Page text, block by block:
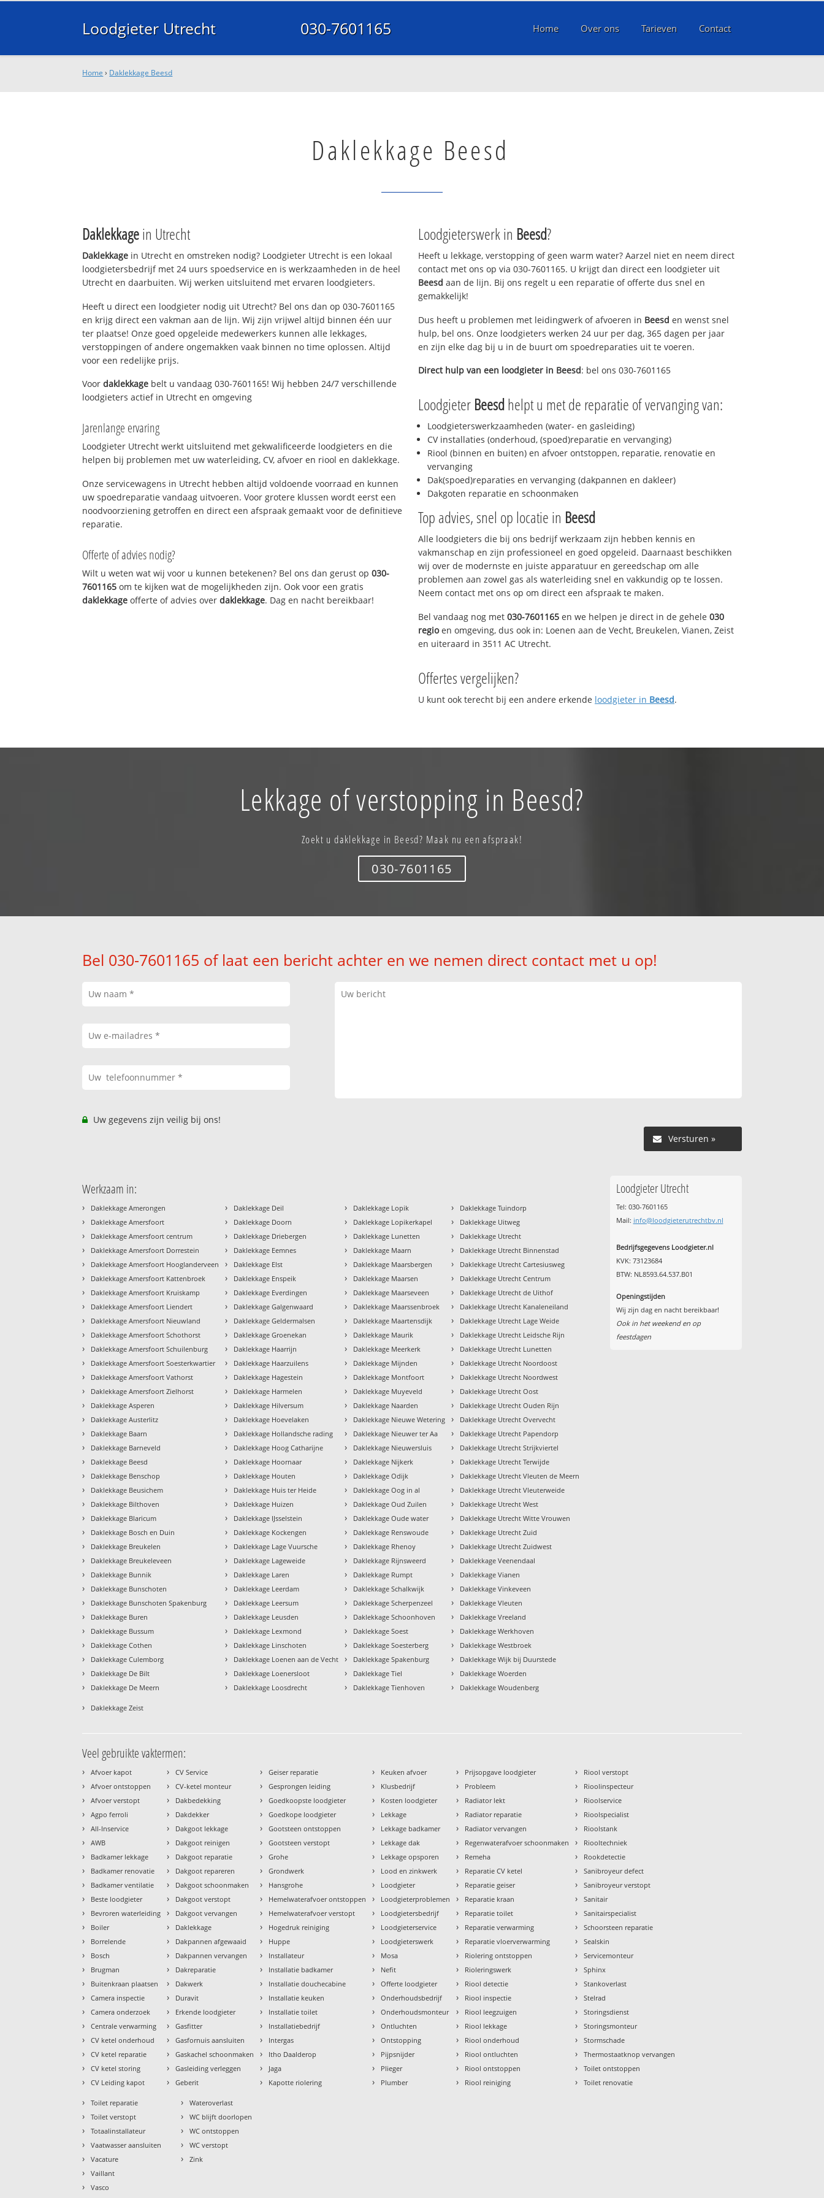
Loodgieter Utrecht 030-7601165 Home Over ons Tarieven Contact
Home › Daklekkage Beesd
Daklekkage Beesd
Daklekkagein Utrecht
Daklekkage in Utrecht en omstreken nodig? Loodgieter Utrecht is een lokaal
loodgietersbedrijf met 24 uurs spoedservice en is werkzaamheden in de heel
Utrecht en daarbuiten. Wij werken uitsluitend met ervaren loodgieters.
Heeft u direct een loodgieter nodig uit Utrecht? Bel ons dan op 030-7601165
en krijg direct een vakman aan de lijn. Wij zijn vrijwel altijd binnen één uur
ter plaatse! Onze goed opgeleide medewerkers kunnen alle lekkages,
verstoppingen of andere ongemakken vaak binnen no time oplossen. Altijd
voor een redelijke prijs.
Voordaklekkage belt u vandaag 030-7601165! Wij hebben 24/7 verschillende
loodgieters actief in Utrecht en omgeving
Jarenlange ervaring
Loodgieter Utrecht werkt uitsluitend met gekwalificeerde loodgieters en die
helpen bij problemen met uw waterleiding, CV, afvoer en riool en daklekkage.
Onze servicewagens in Utrecht hebben altijd voldoende voorraad en kunnen
uw spoedreparatie vandaag uitvoeren. Voor grotere klussen wordt eerst een
noodvoorziening getroffen en direct een afspraak gemaakt voor de definitieve
reparatie.
Offerte of advies nodig?
Wilt u weten wat wij voor u kunnen betekenen? Bel ons dan gerust op030-
7601165 om te kijken wat de mogelijkheden zijn. Ook voor een gratis
daklekkage offerte of advies overdaklekkage. Dag en nacht bereikbaar!
Loodgieterswerk in Beesd?
Heeft u lekkage, verstopping of geen warm water? Aarzel niet en neem direct
contact met ons op via 030-7601165. U krijgt dan direct een loodgieter uit
Beesd aan de lijn. Bij ons regelt u een reparatie of offerte dus snel en
gemakkelijk!
Dus heeft u problemen met leidingwerk of afvoeren in Beesd en wenst snel
hulp, bel ons. Onze loodgieters werken 24 uur per dag, 365 dagen per jaar
en zijn elke dag bij u in de buurt om spoedreparaties uit te voeren.
Direct hulp van een loodgieter in Beesd: bel ons 030-7601165
Loodgieter Beesdhelpt u met de reparatie of vervanging van:
Loodgieterswerkzaamheden (water- en gasleiding)
CV installaties (onderhoud, (spoed)reparatie en vervanging)
Riool (binnen en buiten) en afvoer ontstoppen, reparatie, renovatie en
vervanging
Dak(spoed)reparaties en vervanging (dakpannen en dakleer)
Dakgoten reparatie en schoonmaken
Top advies, snel op locatie in Beesd
Alle loodgieters die bij ons bedrijf werkzaam zijn hebben kennis en
vakmanschap en zijn professioneel en goed opgeleid. Daarnaast beschikken
wij over de modernste en juiste apparatuur en gereedschap om alle
problemen aan zowel gas als waterleiding snel en vakkundig op te lossen.
Neem contact met ons op om direct een afspraak te maken.
Bel vandaag nog met 030-7601165 en we helpen je direct in de gehele 030
regioen omgeving, dus ook in: Loenen aan de Vecht, Breukelen, Vianen, Zeist
en uiteraard in 3511 AC Utrecht.
Offertes vergelijken?
U kunt ook terecht bij een andere erkende loodgieter in Beesd.
Lekkage of verstopping in Beesd?
Zoekt u daklekkage in Beesd? Maak nu een afspraak!
030-7601165
Bel 030-7601165 of laat een bericht achter en we nemen direct contact met u op!
Uw gegevens zijn veilig bij ons!
Versturen »
Werkzaam in:
› Daklekkage Amerongen
› Daklekkage Amersfoort
› Daklekkage Amersfoort centrum
› Daklekkage Amersfoort Dorrestein
› Daklekkage Amersfoort Hooglanderveen
› Daklekkage Amersfoort Kattenbroek
› Daklekkage Amersfoort Kruiskamp
› Daklekkage Amersfoort Liendert
› Daklekkage Amersfoort Nieuwland
› Daklekkage Amersfoort Schothorst
› Daklekkage Amersfoort Schuilenburg
› Daklekkage Amersfoort Soesterkwartier
› Daklekkage Amersfoort Vathorst
› Daklekkage Amersfoort Zielhorst
› Daklekkage Asperen
› Daklekkage Austerlitz
› Daklekkage Baarn
› Daklekkage Barneveld
› Daklekkage Beesd
› Daklekkage Benschop
› Daklekkage Beusichem
› Daklekkage Bilthoven
› Daklekkage Blaricum
› Daklekkage Bosch en Duin
› Daklekkage Breukelen
› Daklekkage Breukeleveen
› Daklekkage Bunnik
› Daklekkage Bunschoten
› Daklekkage Bunschoten Spakenburg
› Daklekkage Buren
› Daklekkage Bussum
› Daklekkage Cothen
› Daklekkage Culemborg
› Daklekkage De Bilt
› Daklekkage De Meern
› Daklekkage Deil
› Daklekkage Doorn
› Daklekkage Driebergen
› Daklekkage Eemnes
› Daklekkage Elst
› Daklekkage Enspeik
› Daklekkage Everdingen
› Daklekkage Galgenwaard
› Daklekkage Geldermalsen
› Daklekkage Groenekan
› Daklekkage Haarrijn
› Daklekkage Haarzuilens
› Daklekkage Hagestein
› Daklekkage Harmelen
› Daklekkage Hilversum
› Daklekkage Hoevelaken
› Daklekkage Hollandsche rading
› Daklekkage Hoog Catharijne
› Daklekkage Hoornaar
› Daklekkage Houten
› Daklekkage Huis ter Heide
› Daklekkage Huizen
› Daklekkage IJsselstein
› Daklekkage Kockengen
› Daklekkage Lage Vuursche
› Daklekkage Lageweide
› Daklekkage Laren
› Daklekkage Leerdam
› Daklekkage Leersum
› Daklekkage Leusden
› Daklekkage Lexmond
› Daklekkage Linschoten
› Daklekkage Loenen aan de Vecht
› Daklekkage Loenersloot
› Daklekkage Loosdrecht
› Daklekkage Lopik
› Daklekkage Lopikerkapel
› Daklekkage Lunetten
› Daklekkage Maarn
› Daklekkage Maarsbergen
› Daklekkage Maarsen
› Daklekkage Maarseveen
› Daklekkage Maarssenbroek
› Daklekkage Maartensdijk
› Daklekkage Maurik
› Daklekkage Meerkerk
› Daklekkage Mijnden
› Daklekkage Montfoort
› Daklekkage Muyeveld
› Daklekkage Naarden
› Daklekkage Nieuwe Wetering
› Daklekkage Nieuwer ter Aa
› Daklekkage Nieuwersluis
› Daklekkage Nijkerk
› Daklekkage Odijk
› Daklekkage Oog in al
› Daklekkage Oud Zuilen
› Daklekkage Oude water
› Daklekkage Renswoude
› Daklekkage Rhenoy
› Daklekkage Rijnsweerd
› Daklekkage Rumpt
› Daklekkage Schalkwijk
› Daklekkage Scherpenzeel
› Daklekkage Schoonhoven
› Daklekkage Soest
› Daklekkage Soesterberg
› Daklekkage Spakenburg
› Daklekkage Tiel
› Daklekkage Tienhoven
› Daklekkage Tuindorp
› Daklekkage Uitweg
› Daklekkage Utrecht
› Daklekkage Utrecht Binnenstad
› Daklekkage Utrecht Cartesiusweg
› Daklekkage Utrecht Centrum
› Daklekkage Utrecht de Uithof
› Daklekkage Utrecht Kanaleneiland
› Daklekkage Utrecht Lage Weide
› Daklekkage Utrecht Leidsche Rijn
› Daklekkage Utrecht Lunetten
› Daklekkage Utrecht Noordoost
› Daklekkage Utrecht Noordwest
› Daklekkage Utrecht Oost
› Daklekkage Utrecht Ouden Rijn
› Daklekkage Utrecht Overvecht
› Daklekkage Utrecht Papendorp
› Daklekkage Utrecht Strijkviertel
› Daklekkage Utrecht Terwijde
› Daklekkage Utrecht Vleuten de Meern
› Daklekkage Utrecht Vleuterweide
› Daklekkage Utrecht West
› Daklekkage Utrecht Witte Vrouwen
› Daklekkage Utrecht Zuid
› Daklekkage Utrecht Zuidwest
› Daklekkage Veenendaal
› Daklekkage Vianen
› Daklekkage Vinkeveen
› Daklekkage Vleuten
› Daklekkage Vreeland
› Daklekkage Werkhoven
› Daklekkage Westbroek
› Daklekkage Wijk bij Duurstede
› Daklekkage Woerden
› Daklekkage Woudenberg
› Daklekkage Zeist
Loodgieter Utrecht
Tel: 030-7601165
Mail: info@loodgieterutrechtbv.nl
Bedrijfsgegevens Loodgieter.nl
KVK: 73123684
BTW: NL8593.64.537.B01
Openingstijden
Wij zijn dag en nacht bereikbaar!
Ook in het weekend en op
feestdagen
Veel gebruikte vaktermen:
› Afvoer kapot
› Afvoer ontstoppen
› Afvoer verstopt
› Agpo ferroli
› All-Inservice
› AWB
› Badkamer lekkage
› Badkamer renovatie
› Badkamer ventilatie
› Beste loodgieter
› Bevroren waterleiding
› Boiler
› Borrelende
› Bosch
› Brugman
› Buitenkraan plaatsen
› Camera inspectie
› Camera onderzoek
› Centrale verwarming
› CV ketel onderhoud
› CV ketel reparatie
› CV ketel storing
› CV Leiding kapot
› CV Service
› CV-ketel monteur
› Dakbedekking
› Dakdekker
› Dakgoot lekkage
› Dakgoot reinigen
› Dakgoot reparatie
› Dakgoot repareren
› Dakgoot schoonmaken
› Dakgoot verstopt
› Dakgoot vervangen
› Daklekkage
› Dakpannen afgewaaid
› Dakpannen vervangen
› Dakreparatie
› Dakwerk
› Duravit
› Erkende loodgieter
› Gasfitter
› Gasfornuis aansluiten
› Gaskachel schoonmaken
› Gasleiding verleggen
› Geberit
› Geiser reparatie
› Gesprongen leiding
› Goedkoopste loodgieter
› Goedkope loodgieter
› Gootsteen ontstoppen
› Gootsteen verstopt
› Grohe
› Grondwerk
› Hansgrohe
› Hemelwaterafvoer ontstoppen
› Hemelwaterafvoer verstopt
› Hogedruk reiniging
› Huppe
› Installateur
› Installatie badkamer
› Installatie douchecabine
› Installatie keuken
› Installatie toilet
› Installatiebedrijf
› Intergas
› Itho Daalderop
› Jaga
› Kapotte riolering
› Keuken afvoer
› Klusbedrijf
› Kosten loodgieter
› Lekkage
› Lekkage badkamer
› Lekkage dak
› Lekkage opsporen
› Lood en zinkwerk
› Loodgieter
› Loodgieterproblemen
› Loodgietersbedrijf
› Loodgieterservice
› Loodgieterswerk
› Mosa
› Nefit
› Offerte loodgieter
› Onderhoudsbedrijf
› Onderhoudsmonteur
› Ontluchten
› Ontstopping
› Pijpsnijder
› Plieger
› Plumber
› Prijsopgave loodgieter
› Probleem
› Radiator lekt
› Radiator reparatie
› Radiator vervangen
› Regenwaterafvoer schoonmaken
› Remeha
› Reparatie CV ketel
› Reparatie geiser
› Reparatie kraan
› Reparatie toilet
› Reparatie verwarming
› Reparatie vloerverwarming
› Riolering ontstoppen
› Rioleringswerk
› Riool detectie
› Riool inspectie
› Riool leegzuigen
› Riool lekkage
› Riool onderhoud
› Riool ontluchten
› Riool ontstoppen
› Riool reiniging
› Riool verstopt
› Rioolinspecteur
› Rioolservice
› Rioolspecialist
› Rioolstank
› Riooltechniek
› Rookdetectie
› Sanibroyeur defect
› Sanibroyeur verstopt
› Sanitair
› Sanitairspecialist
› Schoorsteen reparatie
› Sealskin
› Servicemonteur
› Sphinx
› Stankoverlast
› Stelrad
› Storingsdienst
› Storingsmonteur
› Stormschade
› Thermostaatknop vervangen
› Toilet ontstoppen
› Toilet renovatie
› Toilet reparatie
› Toilet verstopt
› Totaalinstallateur
› Vaatwasser aansluiten
› Vacature
› Vaillant
› Vasco
› Wateroverlast
› WC blijft doorlopen
› WC ontstoppen
› WC verstopt
› Zink